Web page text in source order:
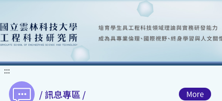
主
要
內
區
塊:::
/ 訊息專區 / More